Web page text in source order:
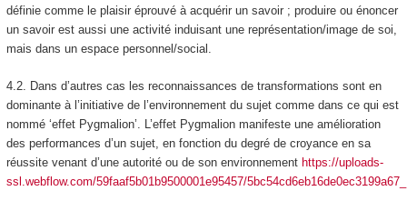
définie comme leplaisir éprouvé à acquérir un savoir ; produire ou énoncer
un savoir est aussi une activité induisant une représentation/image de soi,
mais dans un espace personnel/social.
4.2.
Dans d’autres cas les reconnaissances de transformations sont en
dominante à l’initiative de l’environnement du sujetcomme dans ce qui est
nommé ‘effet Pygmalion’. L’effet Pygmalion manifeste une amélioration
des performances d’un sujet, en fonction du degré de croyance en sa
réussite venant d’une autorité ou de son environnement https://uploads-
ssl.webflow.com/59faaf5b01b9500001e95457/